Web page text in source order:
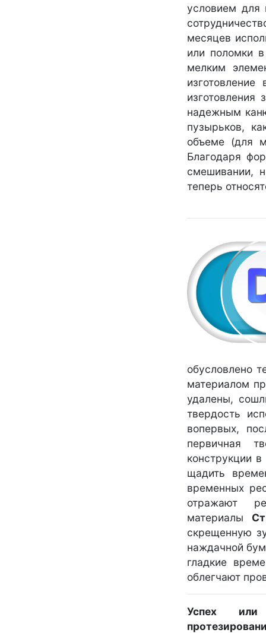
условием для
месяцев
или поломки
мелким
надежным
пузырьков,
объеме (для
Благодаря
смешивании,
теперь
обусловлено
материалом
удалены,
твердость
вопервых,
первичная
конструкции
щадить
временных
отражают
материалы
скрещенную
наждачной
гладкие
облегчают
Успех или